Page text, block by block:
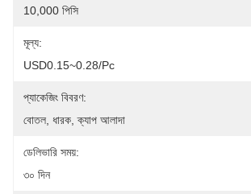
10,000 পিসি
মূল্য:
USD0.15~0.28/pc
প্যাকেজিং বিবরণ:
বোতল, ধারক, ক্যাপ আলাদা
ডেলিভারি সময়:
৩০ দিন